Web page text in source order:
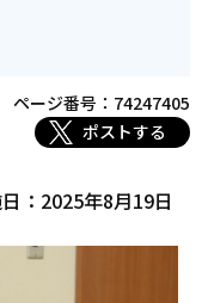
ページ番号：74247405
ポストする
：2025年8月19日